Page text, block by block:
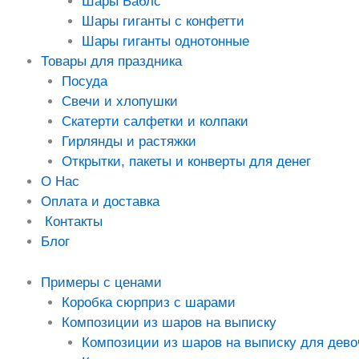
Шары гиганты с конфетти
Шары гиганты однотонные
Товары для праздника
Посуда
Свечи и хлопушки
Скатерти салфетки и колпаки
Гирлянды и растяжки
Открытки, пакеты и конверты для денег
О Нас
Оплата и доставка
Контакты
Блог
Примеры с ценами
Коробка сюрприз с шарами
Композиции из шаров на выписку
Композиции из шаров на выписку для